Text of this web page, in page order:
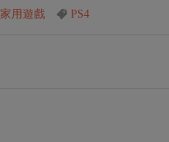
家用遊戲 PS4